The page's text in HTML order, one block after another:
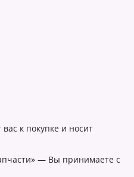
к покупке и носит
— Вы принимаете с